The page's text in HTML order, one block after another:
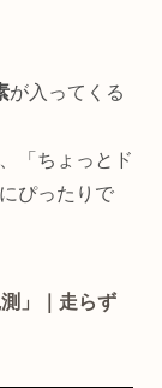
が入ってくる
「ちょっとド
ぴったりで
」｜走らず